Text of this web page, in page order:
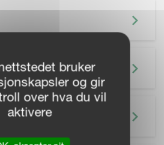
bruker
og gir
over hva du vil
aktivere